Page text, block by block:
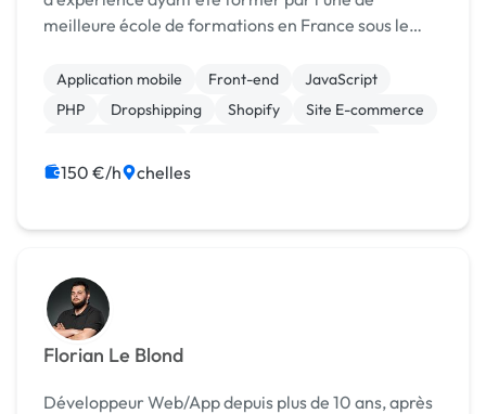
meilleure école de formations en France sous le
chance numérique de meaux... je suis expert en tout
ce qui ...
Application mobile Front-end
JavaScript
PHP
Dropshipping Shopify
Site E-commerce
WordPress
150 €/h chelles
Florian Le Blond
Développeur Web/App depuis plus de 10 ans, après